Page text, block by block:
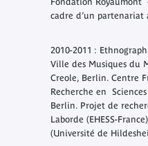
cadre d’un partenariat
2010-2011 :
Ville des Musiques du
Creole, Berlin. Centre
Recherche en
Berlin. Projet de
Laborde (EHESS-
(Université de